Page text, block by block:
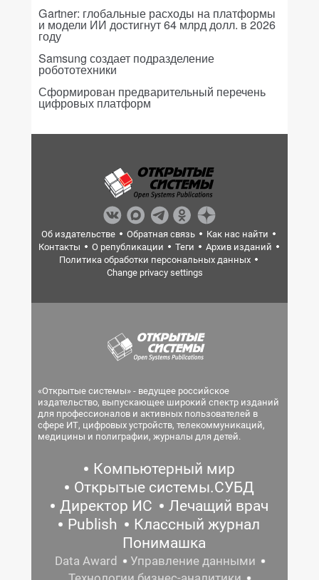
Gartner: глобальные расходы на платформы
и модели ИИ достигнут 64 млрд долл. в 2026
году
Samsung создает подразделение
робототехники
Сформирован предварительный перечень
цифровых платформ
Об издательстве Обратная связь
Как нас найти
Контакты
О републикации Теги
Архив изданий
Политика обработки персональных данных
Change privacy settings
«Открытые системы» - ведущее российское
издательство, выпускающее широкий спектр изданий
для профессионалов и активных пользователей в
сфере ИТ, цифровых устройств, телекоммуникаций,
медицины и полиграфии, журналы для детей.
Компьютерный мир
Открытые системы.СУБД
Директор ИС
Лечащий врач
Publish
Классный журнал
Понимашка
Data Award
Управление данными